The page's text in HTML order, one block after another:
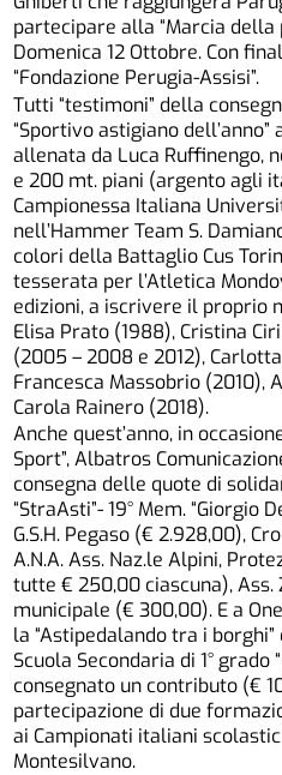
partecipare alla “Marcia della
Domenica 12 Ottobre. Con
“Fondazione Perugia-Assisi”.
Tutti “testimoni” della
“Sportivo astigiano dell’anno”
allenata da Luca Ruffinengo,
e 200 mt. piani (argento agli
Campionessa Italiana
nell’Hammer Team S.
colori della Battaglio Cus
tesserata per l’Atletica
edizioni, a iscrivere il proprio
Elisa Prato (1988), Cristina
(2005 – 2008 e 2012),
Francesca Massobrio (2010),
Carola Rainero (2018).
Anche quest’anno, in
Sport”, Albatros
consegna delle quote di
“StraAsti”- 19° Mem. “Giorgio
G.S.H. Pegaso (€ 2.928,00),
A.N.A. Ass. Naz.le Alpini,
tutte € 250,00 ciascuna),
municipale (€ 300,00). E a
la “Astipedalando tra i borghi”
Scuola Secondaria di 1° grado
consegnato un contributo (€
partecipazione di due
ai Campionati italiani
Montesilvano.